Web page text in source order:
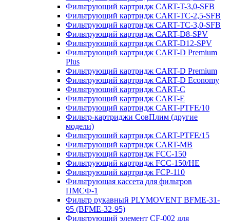
Фильтрующий картридж CART-T-3,0-SFB
Фильтрующий картридж CART-TC-2,5-SFB
Фильтрующий картридж CART-TC-3,0-SFB
Фильтрующий картридж CART-D8-SPV
Фильтрующий картридж CART-D12-SPV
Фильтрующий картридж CART-D Premium
Plus
Фильтрующий картридж CART-D Premium
Фильтрующий картридж CART-D Economy
Фильтрующий картридж CART-C
Фильтрующий картридж CART-E
Фильтрующий картридж CART-PTFE/10
Фильтр-картриджи СовПлим (другие
модели)
Фильтрующий картридж CART-PTFE/15
Фильтрующий картридж CART-MB
Фильтрующий картридж FCC-150
Фильтрующий картридж FCC-150/HE
Фильтрующий картридж FCP-110
Фильтрующая кассета для фильтров
ПМСФ-1
Фильтр рукавный PLYMOVENT BFME-31-
95 (BFME-32-95)
Фильтрующий элемент CF-002 для